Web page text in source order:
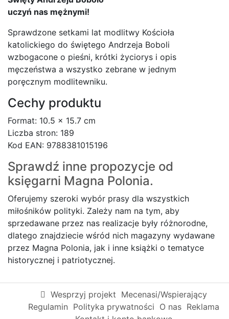
uczyń nas mężnymi!
Sprawdzone setkami lat modlitwy Kościoła
katolickiego do świętego Andrzeja Boboli
wzbogacone o pieśni, krótki życiorys i opis
męczeństwa a wszystko zebrane w jednym
poręcznym modlitewniku.
Cechy produktu
Format: 10.5 x 15.7 cm
Liczba stron: 189
Kod EAN: 9788381015196
Sprawdź inne propozycje od
księgarni Magna Polonia.
Oferujemy szeroki wybór prasy dla wszystkich
miłośników polityki. Zależy nam na tym, aby
sprzedawane przez nas realizacje były różnorodne,
dlatego znajdziecie wśród nich magazyny wydawane
przez Magna Polonia, jak i inne książki o tematyce
historycznej i patriotycznej.
Wesprzyj projekt Mecenasi/Wspierający
Regulamin Polityka prywatności O nas Reklama